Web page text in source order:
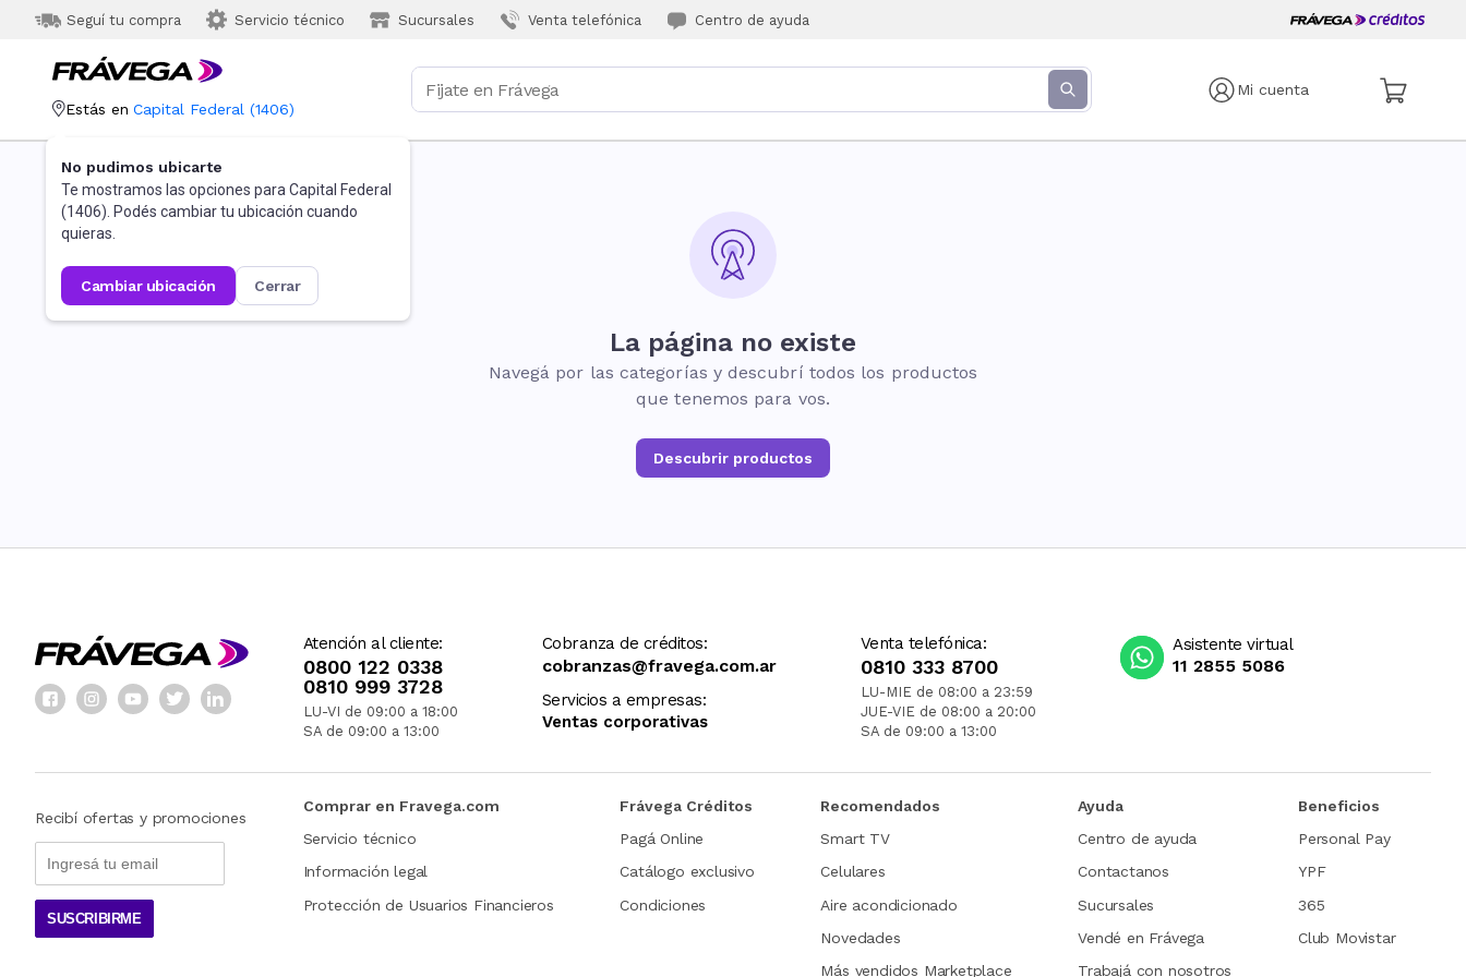
Seguí tu compra Servicio técnico Sucursales Venta telefónica Centro de ayuda
Mi cuenta
Estás en Capital Federal (1406)
No pudimos ubicarte
Te mostramos las opciones para Capital Federal
(1406). Podés cambiar tu ubicación cuando
quieras.
cambiar ubicación cerrar
La página no existe
Navegá por las categorías y descubrí todos los productos
que tenemos para vos.
Descubrir productos
Atención al cliente:
0800 122 0338
0810 999 3728
LU-VI de 09:00 a 18:00
SA de 09:00 a 13:00
Cobranza de créditos:
cobranzas@fravega.com.ar
Servicios a empresas:
Ventas corporativas
Venta telefónica:
0810 333 8700
LU-MIE de 08:00 a 23:59
JUE-VIE de 08:00 a 20:00
SA de 09:00 a 13:00
Asistente virtual
11 2855 5086
Recibí ofertas y promociones
SUSCRIBIRME
Comprar en Fravega.com
Servicio técnico
Información legal
Protección de Usuarios Financieros
Frávega Créditos
Pagá Online
Catálogo exclusivo
Condiciones
Recomendados
Smart TV
Celulares
Aire acondicionado
Novedades
Más vendidos Marketplace
Ayuda
Centro de ayuda
Contactanos
Sucursales
Vendé en Frávega
Trabajá con nosotros
Beneficios
Personal Pay
YPF
365
Club Movistar